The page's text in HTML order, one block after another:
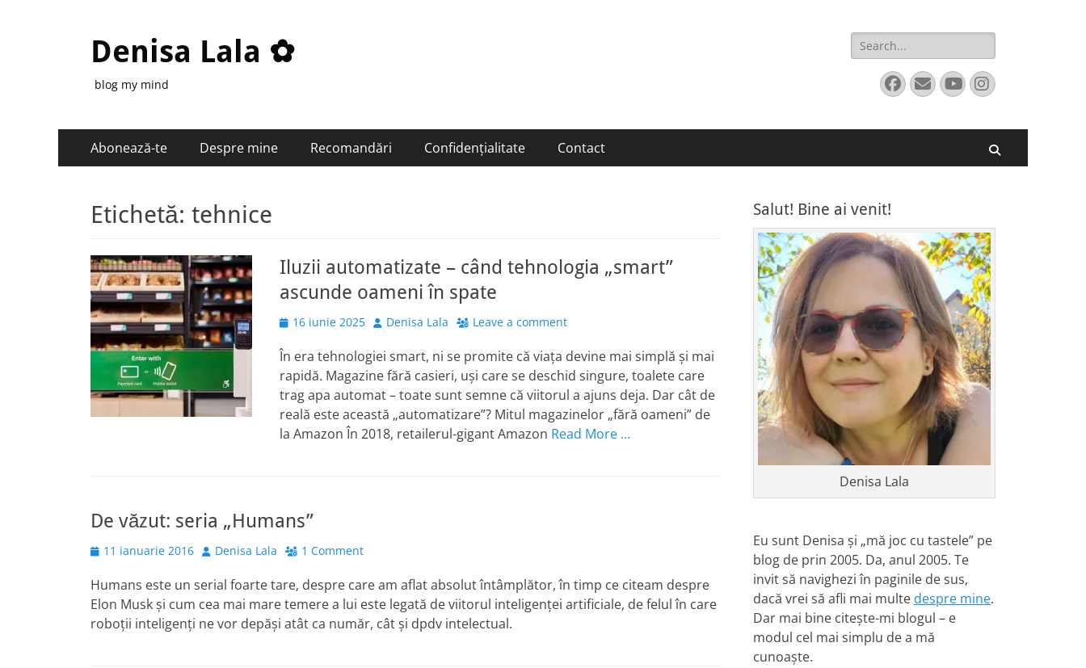
Denisa Lala ✿
blog my mind
Search
for:
Facebook
EmailYouTube
Instagram
Primary
Menu
Abonează-te Despre mine Recomandări Confidențialitate Contact
Etichetă: tehnice
Iluzii automatizate – când tehnologia „smart”
ascunde oameni în spate
Posted
16 iunie 2025 Author
Denisa Lala Leave a comment
În era tehnologiei smart, ni se promite că viața devine mai simplă și mai
rapidă. Magazine fără casieri, uși care se deschid singure, toalete care
trag apa automat – toate sunt semne că viitorul a ajuns deja. Dar cât de
reală este această „automatizare”? Mitul magazinelor „fără oameni” de
la Amazon În 2018, retailerul-gigant Amazon Read More …
De văzut: seria „Humans”
Posted
11 ianuarie 2016 Author
Denisa Lala 1 Comment
Humans este un serial foarte tare, despre care am aflat absolut întâmplător, în timp ce citeam despre
Elon Musk și cum cea mai mare temere a lui este legată de viitorul inteligenței artificiale, de felul în care
roboții inteligenți ne vor depăși atât ca număr, cât și dpdv intelectual.
Salut! Bine ai venit!
Denisa Lala
Eu sunt Denisa și „mă joc cu tastele” pe
blog de prin 2005. Da, anul 2005. Te
invit să navighezi în paginile de sus,
dacă vrei să afli mai multe despre mine.
Dar mai bine citește-mi blogul – e
modul cel mai simplu de a mă
cunoaște.